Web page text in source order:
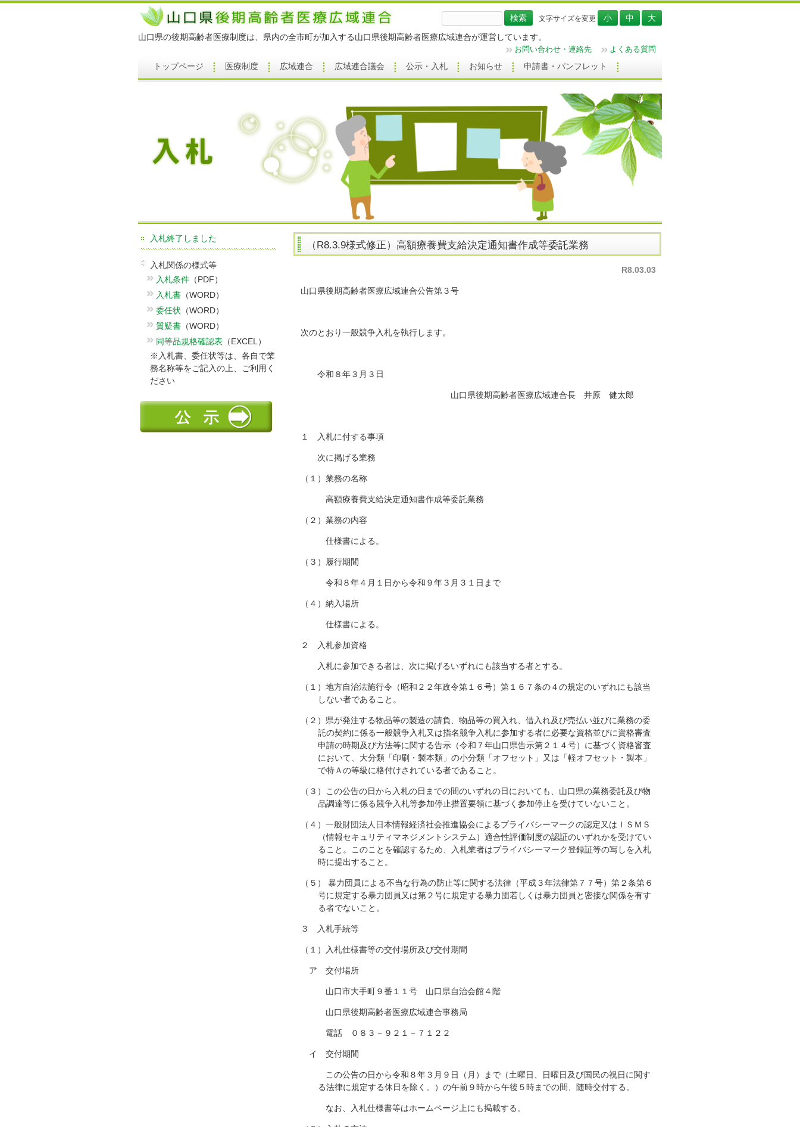
文字サイズを変更
検
索:
山口県の後期高齢者医療制度は、県内の全市町が加入する山口県後期高齢者医療広域連合が運営しています。
お問い合わせ・連絡先 よくある質問
トップページ 医療制度 広域連合 広域連合議会 公示・入札 お知らせ 申請書・パンフレット
（R8.3.9様式修正）高額療養費支給決定通知書作成等委託業務
R8.03.03
山口県後期高齢者医療広域連合公告第３号
次のとおり一般競争入札を執行します。
令和８年３月３日
山口県後期高齢者医療広域連合長 井原 健太郎
１ 入札に付する事項
次に掲げる業務
（１）業務の名称
高額療養費支給決定通知書作成等委託業務
（２）業務の内容
仕様書による。
（３）履行期間
令和８年４月１日から令和９年３月３１日まで
（４）納入場所
仕様書による。
２ 入札参加資格
入札に参加できる者は、次に掲げるいずれにも該当する者とする。
（１）地方自治法施行令（昭和２２年政令第１６号）第１６７条の４の規定のいずれにも該当
しない者であること。
（２）県が発注する物品等の製造の請負、物品等の買入れ、借入れ及び売払い並びに業務の委
託の契約に係る一般競争入札又は指名競争入札に参加する者に必要な資格並びに資格審査
申請の時期及び方法等に関する告示（令和７年山口県告示第２１４号）に基づく資格審査
において、大分類「印刷・製本類」の小分類「オフセット」又は「軽オフセット・製本」
で特Ａの等級に格付けされている者であること。
（３）この公告の日から入札の日までの間のいずれの日においても、山口県の業務委託及び物
品調達等に係る競争入札等参加停止措置要領に基づく参加停止を受けていないこと。
（４）一般財団法人日本情報経済社会推進協会によるプライバシーマークの認定又はＩＳＭＳ
（情報セキュリティマネジメントシステム）適合性評価制度の認証のいずれかを受けてい
ること。このことを確認するため、入札業者はプライバシーマーク登録証等の写しを入札
時に提出すること。
（５） 暴力団員による不当な行為の防止等に関する法律（平成３年法律第７７号）第２条第６
号に規定する暴力団員又は第２号に規定する暴力団若しくは暴力団員と密接な関係を有す
る者でないこと。
３ 入札手続等
（１）入札仕様書等の交付場所及び交付期間
ア 交付場所
山口市大手町９番１１号 山口県自治会館４階
山口県後期高齢者医療広域連合事務局
電話 ０８３－９２１－７１２２
イ 交付期間
この公告の日から令和８年３月９日（月）まで（土曜日、日曜日及び国民の祝日に関す
る法律に規定する休日を除く。）の午前９時から午後５時までの間、随時交付する。
なお、入札仕様書等はホームページ上にも掲載する。
入札終了しました
入札関係の様式等
入札条件 （PDF）
入札書 （WORD）
委任状 （WORD）
質疑書 （WORD）
同等品規格確認表 （EXCEL）
※入札書、委任状等は、各自で業
務名称等をご記入の上、ご利用く
ださい